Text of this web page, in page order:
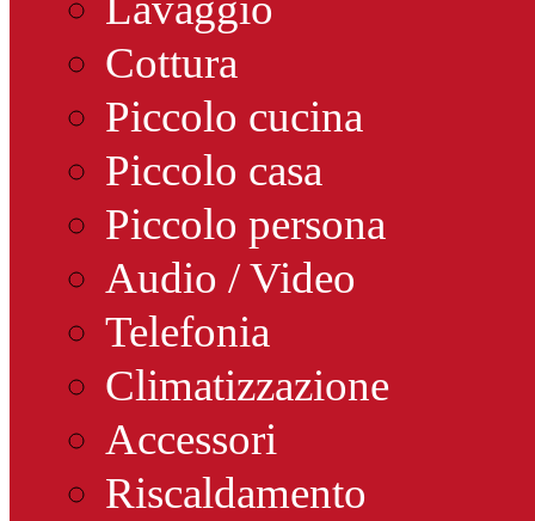
Cottura
Piccolo cucina
Piccolo casa
Piccolo persona
Audio / Video
Telefonia
Climatizzazione
Accessori
Riscaldamento